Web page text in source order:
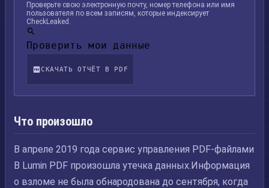
Проверьте свою электронную почту, номер телефона или имя
пользователя по всем записям, которые индексирует
CheckLeaked.
Проверить мои данные
СКАЧАТЬ ОТЧЁТ В PDF
Что произошло
В апреле 2019 года сервис управления PDF-файлами
В Lumin PDF произошла утечка данных.Информация
о взломе не была обнародована до сентября, когда